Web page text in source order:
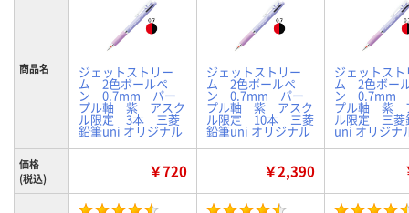
商品名 ジェットストリー
ム 2色ボールペ
ン 0.7mm パー
プル軸 紫 アスク
ル限定 3本 三菱
鉛筆uni オリジナル
ジェットストリー
ム 2色ボールペ
ン 0.7mm パー
プル軸 紫 アスク
ル限定 10本 三菱
鉛筆uni オリジナル
ジェットスト
ム 2色ボー
ン 0.7mm
プル軸 紫
ル限定 三菱
uni オリジナ
価格
(税込)
￥720 ￥2,390